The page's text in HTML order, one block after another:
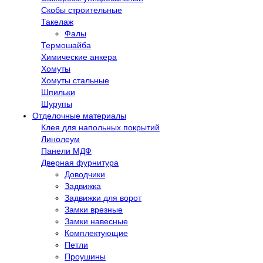
Скобы строительные
Такелаж
Фалы
Термошайба
Химические анкера
Хомуты
Хомуты стальные
Шпильки
Шурупы
Отделочные материалы
Клея для напольных покрытий
Линолеум
Панели МДФ
Дверная фурнитура
Доводчики
Задвижка
Задвижки для ворот
Замки врезные
Замки навесные
Комплектующие
Петли
Проушины